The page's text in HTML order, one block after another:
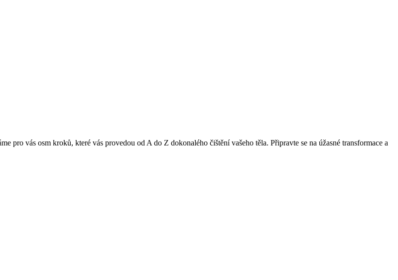
⁤pro vás osm kroků, ‍které vás provedou ⁤od ⁤A do Z dokonalého čištění vašeho těla. Připravte se na úžasné transformace a